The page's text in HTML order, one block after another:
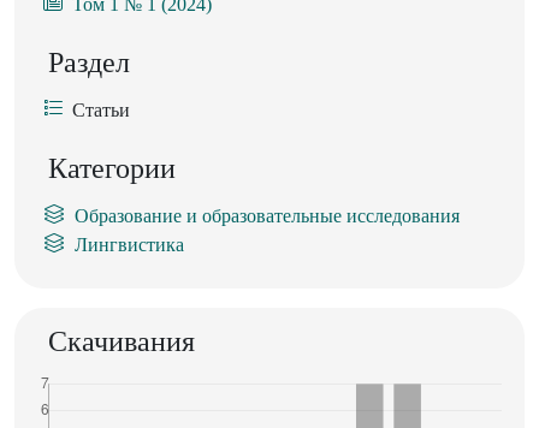
Том 1 № 1 (2024)
Раздел
Статьи
Категории
Образование и образовательные исследования
Лингвистика
Скачивания